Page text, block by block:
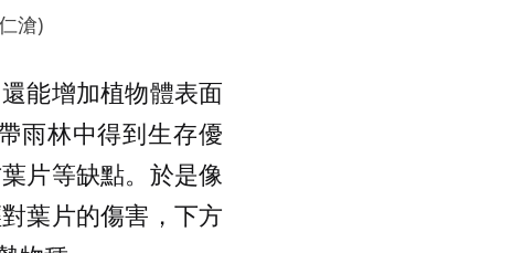
滄)
能增加植物體表面
雨林中得到生存優
片等缺點。於是像
葉片的傷害，下方